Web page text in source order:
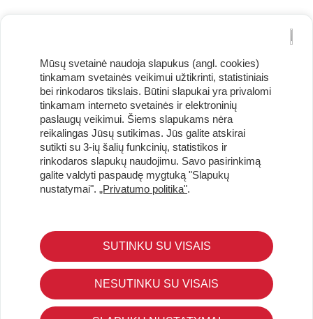
Užsisakykite naujienlaiškį ir pirmi gaukite geriausius
pasiūlymus!
KLIENTŲ APTARNAVIMAS
Pirkimo – pardavimo taisyklės
Pristatymas ir grąžinimas
Apmokėjimo būdai
Mūsų svetainė naudoja slapukus (angl. cookies)
tinkamam svetainės veikimui užtikrinti, statistiniais
bei rinkodaros tikslais. Būtini slapukai yra privalomi
tinkamam interneto svetainės ir elektroninių
paslaugų veikimui. Šiems slapukams nėra
reikalingas Jūsų sutikimas. Jūs galite atskirai
sutikti su 3-ių šalių funkcinių, statistikos ir
rinkodaros slapukų naudojimu. Savo pasirinkimą
galite valdyti paspaudę mygtuką "Slapukų
nustatymai". „Privatumo politika".
SUTINKU SU VISAIS
NESUTINKU SU VISAIS